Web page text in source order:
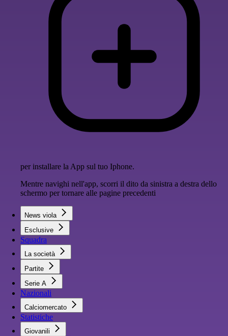
per installare la App sul tuo Iphone.
Mentre navighi nell'app, scorri il dito da sinistra a destra dello
schermo per tornare alle pagine precedenti
News viola
Esclusive
Squadra
La società
Partite
Serie A
Nazionali
Calciomercato
Statistiche
Giovanili